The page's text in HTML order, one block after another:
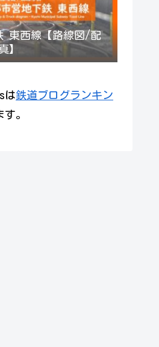
東西線【路線図/配
】
は鉄道ブログランキン
。